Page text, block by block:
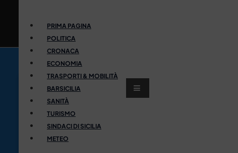
PRIMA PAGINA
POLITICA
CRONACA
ECONOMIA
TRASPORTI & MOBILITÀ
BARSICILIA
SANITÀ
TURISMO
SINDACI DI SICILIA
METEO